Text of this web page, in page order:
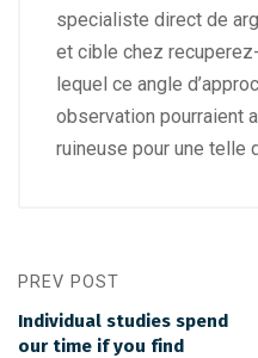
specialiste direct de
et cible chez
lequel ce angle
observation pourraient
ruineuse pour une telle
PREV POST
Individual studies spend
our time if you find